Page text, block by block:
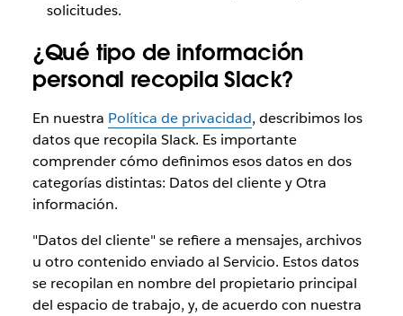
solicitudes.
¿Qué tipo de información
personal recopila Slack?
En nuestra Política de privacidad, describimos los
datos que recopila Slack. Es importante
comprender cómo definimos esos datos en dos
categorías distintas: Datos del cliente y Otra
información.
"Datos del cliente" se refiere a mensajes, archivos
u otro contenido enviado al Servicio. Estos datos
se recopilan en nombre del propietario principal
del espacio de trabajo, y, de acuerdo con nuestra